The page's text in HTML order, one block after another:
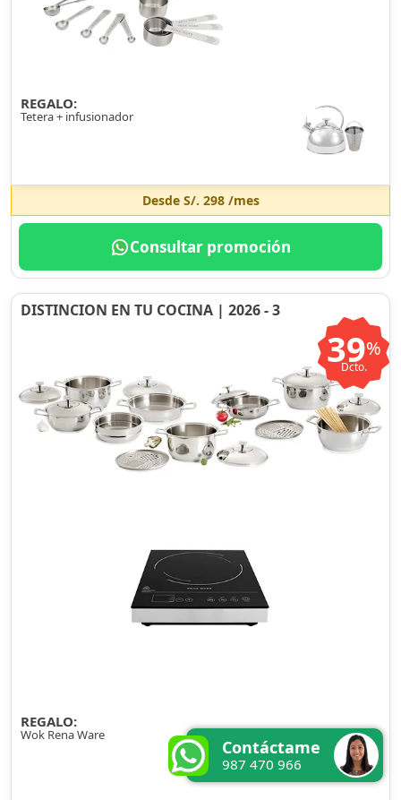
REGALO:
Tetera + infusionador
Desde S/. 298/mes
Consultar promoción
DISTINCION EN TU COCINA | 2026 - 3
39%
Dcto.
REGALO:
Wok Rena Ware
Contáctame
987 470 966